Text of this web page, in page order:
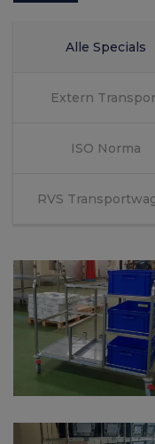
Alle Specials
Extern
ISO Norma
RVS